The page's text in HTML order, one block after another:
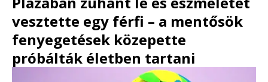
vesztette egy férfi – a mentősök
fenyegetések közepette
próbálták életben tartani